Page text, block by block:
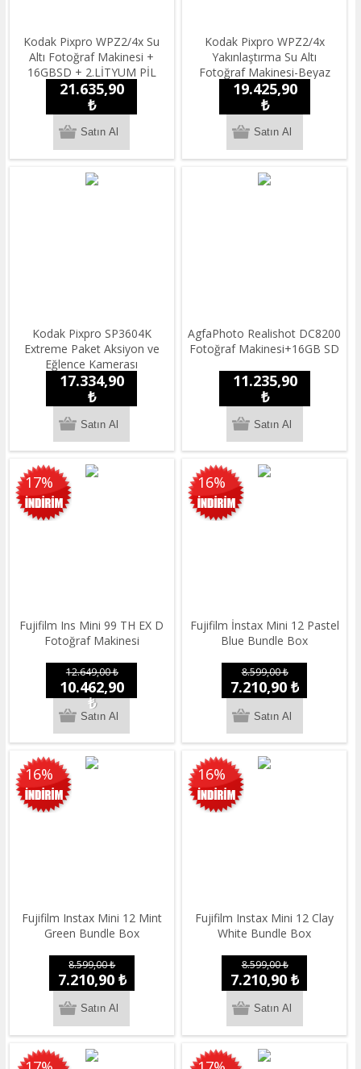
Kodak Pixpro WPZ2/4x Su
Altı Fotoğraf Makinesi +
16GBSD + 2.LİTYUM PİL
21.635,90
₺
Kodak Pixpro WPZ2/4x
Yakınlaştırma Su Altı
Fotoğraf Makinesi-Beyaz
19.425,90
₺
Kodak Pixpro SP3604K
Extreme Paket Aksiyon ve
Eğlence Kamerası
17.334,90
₺
AgfaPhoto Realishot DC8200
Fotoğraf Makinesi+16GB SD
11.235,90
₺
17%
Fujifilm Ins Mini 99 TH EX D
Fotoğraf Makinesi
12.649,00 ₺
10.462,90
₺
16%
Fujifilm İnstax Mini 12 Pastel
Blue Bundle Box
8.599,00 ₺
7.210,90 ₺
16%
Fujifilm Instax Mini 12 Mint
Green Bundle Box
8.599,00 ₺
7.210,90 ₺
16%
Fujifilm Instax Mini 12 Clay
White Bundle Box
8.599,00 ₺
7.210,90 ₺